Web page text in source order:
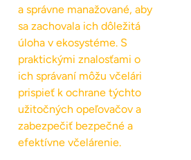
a správne manažované, aby
sa zachovala ich dôležitá
úloha v ekosystéme. S
praktickými znalosťami o
ich správaní môžu včelári
prispieť k ochrane týchto
užitočných opeľovačov a
zabezpečiť bezpečné a
efektívne včelárenie.